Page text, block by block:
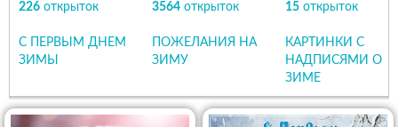
226 открыток
С ПЕРВЫМ ДНЕМ
ЗИМЫ
3564 открыток
ПОЖЕЛАНИЯ НА
ЗИМУ
15 открыток
КАРТИНКИ С
НАДПИСЯМИ О
ЗИМЕ